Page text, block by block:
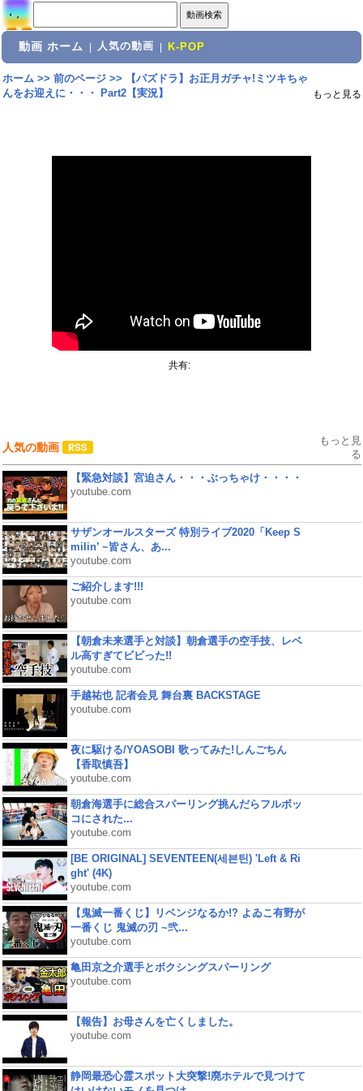
動画 ホーム 人気の動画 K-POP
ホーム>> 前のページ>>
【パズドラ】お正月ガチャ!ミツキちゃ
んをお迎えに・・・ Part2【実況】
もっと見る
共有:
人気の動画
もっと見
る
【緊急対談】宮迫さん・・・ぶっちゃけ・・・・
youtube.com
サザンオールスターズ 特別ライブ2020「Keep S
milin’ ~皆さん、あ...
youtube.com
ご紹介します!!!
youtube.com
【朝倉未来選手と対談】朝倉選手の空手技、レベ
ル高すぎてビビった!!
youtube.com
手越祐也 記者会見 舞台裏 BACKSTAGE
youtube.com
夜に駆ける/YOASOBI 歌ってみた!しんごちん
【香取慎吾】
youtube.com
朝倉海選手に総合スパーリング挑んだらフルボッ
コにされた...
youtube.com
[BE ORIGINAL] SEVENTEEN(세븐틴) 'Left & Ri
ght' (4K)
youtube.com
【鬼滅一番くじ】リベンジなるか!? よゐこ有野が
一番くじ 鬼滅の刃 ~弐...
youtube.com
亀田京之介選手とボクシングスパーリング
youtube.com
【報告】お母さんを亡くしました。
youtube.com
静岡最恐心霊スポット大突撃!廃ホテルで見つけて